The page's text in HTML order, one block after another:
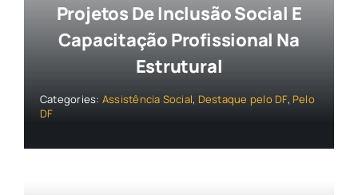
Projetos De Inclusão Social E
Capacitação Profissional Na
Estrutural
Categories: Assistência Social, Destaque pelo DF, Pelo
DF